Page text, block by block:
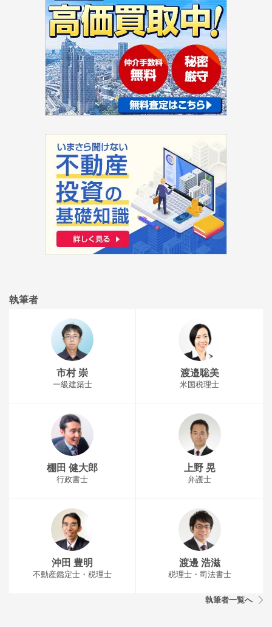
執筆者
市村 崇
一級建築士
渡邉聡美
米国税理士
棚田 健大郎
行政書士
上野 晃
弁護士
沖田 豊明
不動産鑑定士・税理士
渡邊 浩滋
税理士・司法書士
執筆者一覧へ